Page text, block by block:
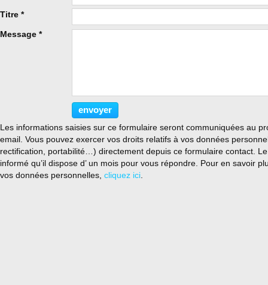
Titre
Message
envoyer
Les informations saisies sur ce formulaire seront communiquées au
email. Vous pouvez exercer vos droits relatifs à vos données
rectification, portabilité…) directement depuis ce formulaire contact.
informé qu’il dispose d’ un mois pour vous répondre. Pour en savoir
vos données personnelles, cliquez ici